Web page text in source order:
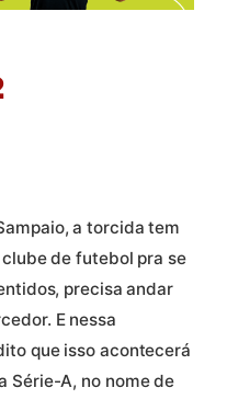
a torcida tem
de futebol pra se
precisa andar
E nessa
que isso acontecerá
Série-A, no nome de